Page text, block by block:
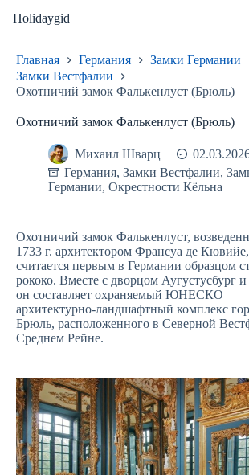
Holidaygid
Главная Германия
Замки Германии
Замки Вестфалии
Охотничий замок Фалькенлуст (Брюль)
Охотничий замок Фалькенлуст (Брюль)
Михаил Шварц
Германия, Замки Вестфалии,
Германии, Окрестности Кёльна
Охотничий замок Фалькенлуст,
1733 г. архитектором Франсуа де Кювийе,
считается первым в Германии образцом
рококо. Вместе с дворцом Аугустусбург
он составляет охраняемый ЮНЕСКО
архитектурно-ландшафтный комплекс
Брюль, расположенного в Северной
Среднем Рейне.